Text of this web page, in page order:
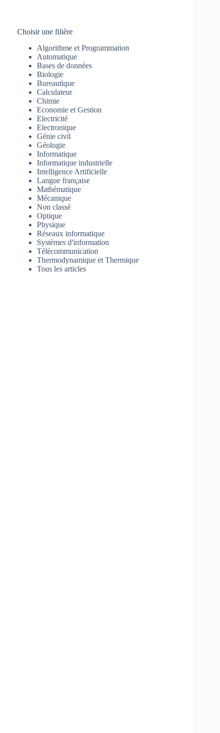
Choisir une filière
Algorithme et Programmation
Automatique
Bases de données
Biologie
Bureautique
Calculateur
Chimie
Economie et Gestion
Electricité
Electronique
Génie civil
Géologie
Informatique
Informatique industrielle
Intelligence Artificielle
Langue française
Mathématique
Mécanique
Non classé
Optique
Physique
Réseaux informatique
Systèmes d'information
Télécommunication
Thermodynamique et Thermique
Tous les articles